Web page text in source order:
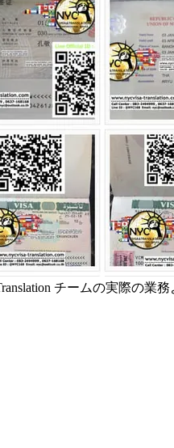
チームの実際の業務